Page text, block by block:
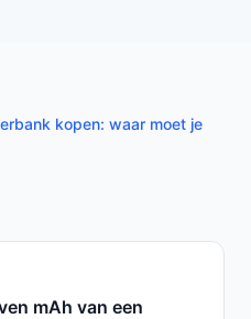
kopen: waar moet je
mAh van een